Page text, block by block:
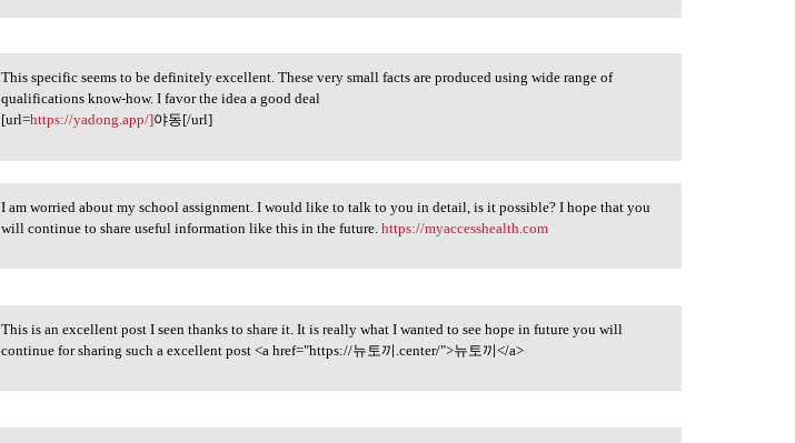
This specific seems to be
This specific seems to be definitely excellent. These very small facts are produced using wide range of
qualifications know-how. I favor the idea a good deal
[url=https://yadong.app/]야동[/url]
I am worried about my school
I am worried about my school assignment. I would like to talk to you in detail, is it possible? I hope that you
will continue to share useful information like this in the future.https://myaccesshealth.com
This is an excellent post I
This is an excellent post I seen thanks to share it. It is really what I wanted to see hope in future you will
continue for sharing such a excellent post <a href="https://뉴토끼.center/">뉴토끼</a>